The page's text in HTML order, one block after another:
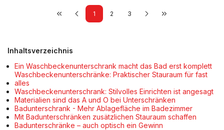
1 2 3
Inhaltsverzeichnis
Ein Waschbeckenunterschrank macht das Bad erst komplett
Waschbeckenunterschränke: Praktischer Stauraum für fast
alles
Waschbeckenunterschrank: Stilvolles Einrichten ist angesagt
Materialien sind das A und O bei Unterschränken
Badunterschrank - Mehr Ablagefläche im Badezimmer
Mit Badunterschränken zusätzlichen Stauraum schaffen
Badunterschränke – auch optisch ein Gewinn